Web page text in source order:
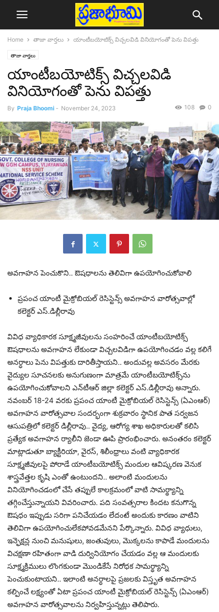
Home తాజా వార్తలు యాంటీబ‌యోటిక్స్ విచ్చ‌ల‌విడి వినియోగంతో పెను విప‌త్తు
తాజా వార్తలు
యాంటీబ‌యోటిక్స్ విచ్చ‌ల‌విడి
వినియోగంతో పెను విప‌త్తు
By Praja Bhoomi - November 24, 2023 0
108
అవ‌గాహ‌న పెంచుకొని.. ఔష‌ధాల‌ను తెలివిగా ఉప‌యోగించుకోవాలి
ప్ర‌పంచ యాంటీ మైక్రోబియ‌ల్ రెసిస్టెన్స్ అవ‌గాహ‌న వారోత్స‌వాల్లో
క‌లెక్ట‌ర్ ఎస్‌.డిల్లీరావు
వివిధ వ్యాధికార‌క సూక్ష్మ‌జీవుల‌ను సంహ‌రించే యాంటీబ‌యోటిక్స్
ఔష‌ధాలను అవ‌గాహ‌న లేకుండా విచ్చ‌ల‌విడిగా ఉప‌యోగించ‌డం వ‌ల్ల కలిగే
అన‌ర్ధాలు పెను విప‌త్తుకు దారితీస్తాయ‌ని.. అందువ‌ల్ల అవ‌స‌రం మేర‌కు
వైద్యుల సూచ‌న‌లకు అనుగుణంగా మాత్రమే యాంటీబ‌యోటిక్స్‌ను
ఉప‌యోగించుకోవాల‌ని ఎన్‌టీఆర్ జిల్లా క‌లెక్ట‌ర్ ఎస్‌.డిల్లీరావు అన్నారు.
న‌వంబ‌ర్ 18-24 వ‌ర‌కు ప్ర‌పంచ యాంటీ మైక్రోబియ‌ల్ రెసిస్టెన్స్ (ఏఎంఆర్‌)
అవ‌గాహ‌న వారోత్స‌వాల సంద‌ర్భంగా శుక్ర‌వారం స్థానిక పాత స‌ర్వ‌జ‌న
ఆసుప‌త్రిలో క‌లెక్ట‌ర్ డిల్లీరావు.. వైద్య‌, ఆరోగ్య శాఖ అధికారుల‌తో క‌లిసి
ప్ర‌త్యేక అవ‌గాహన ర్యాలీని జెండా ఊపి ప్రారంభించారు. అనంత‌రం క‌లెక్ట‌ర్
మాట్లాడుతూ బ్యాక్టీరియా, వైర‌స్‌, శిలీంధ్రాలు వంటి వ్యాధికార‌క
సూక్ష్మ‌జీవుల‌పై పోరాడే యాంటీబ‌యోటిక్స్ మందుల ఆవిష్క‌ర‌ణ వెనుక
శాస్త్ర‌వేత్త‌ల కృషి ఎంతో ఉంటుంద‌ని.. అలాంటి మందుల‌ను
వినియోగించ‌డంలో చేసే త‌ప్పులే కాల‌క్ర‌మంలో వాటి సామ‌ర్థ్యాన్ని
త‌గ్గించేస్తున్నాయ‌ని వివ‌రించారు. ప‌ది సంవ‌త్స‌రాల కింద‌ట క‌నుగొన్న
ఔష‌ధం ఇప్పుడు స‌రిగా ప‌నిచేయ‌డం లేదంటే అందుకు కార‌ణం వాటిని
తెలివిగా ఉప‌యోగించులేక‌పోవ‌డ‌మేన‌ని పేర్కొన్నారు. వివిధ వ్యాధులు,
ఇన్ఫెక్ష‌న్ల నుంచి మ‌నుషులు, జంతువులు, మొక్క‌ల‌ను కాపాడే మందులను
విచ‌క్ష‌ణా ర‌హితంగా వాడి దుర్వినియోగం చేయ‌డం వ‌ల్ల ఆ మందుల‌కు
సూక్ష్మ‌క్రిములు లొంగ‌కుండా మొండికేసే నిరోధ‌క సామ‌ర్థ్యాన్ని
పెంచుకుంటాయ‌ని.. ఇలాంటి అన‌ర్ధాల‌పై ప్ర‌జ‌ల‌కు విస్తృత అవ‌గాహ‌న
క‌ల్పించే ల‌క్ష్యంతో ఏటా ప్ర‌పంచ యాంటీ మైక్రోబియ‌ల్ రెసిస్టెన్స్ (ఏఎంఆర్‌)
అవ‌గాహ‌న వారోత్స‌వాలను నిర్వ‌హిస్తున్న‌ట్లు తెలిపారు.